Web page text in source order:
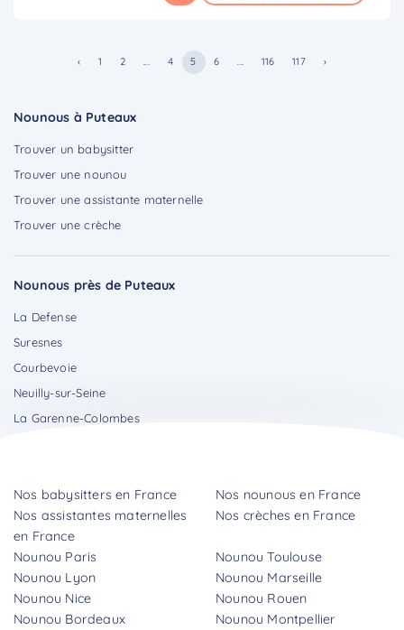
Nounous à Puteaux
Trouver un babysitter
Trouver une nounou
Trouver une assistante maternelle
Trouver une crèche
Nounous près de Puteaux
La Defense
Suresnes
Courbevoie
Neuilly-sur-Seine
La Garenne-Colombes
‹ 1 2 ... 4 5 6 ... 116 117 ›
Nos babysitters en France
Nos nounous en France
Nos assistantes maternelles
en France
Nos crèches en France
Nounou Paris
Nounou Toulouse
Nounou Lyon
Nounou Marseille
Nounou Nice
Nounou Rouen
Nounou Bordeaux
Nounou Montpellier